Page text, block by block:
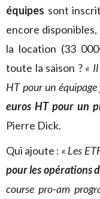
équipes sont
encore
la location (33
toute la saison ? «
HT pour un
euros HT pour un
Pierre Dick.
Qui ajoute : « Les
pour les opérations
course pro-am